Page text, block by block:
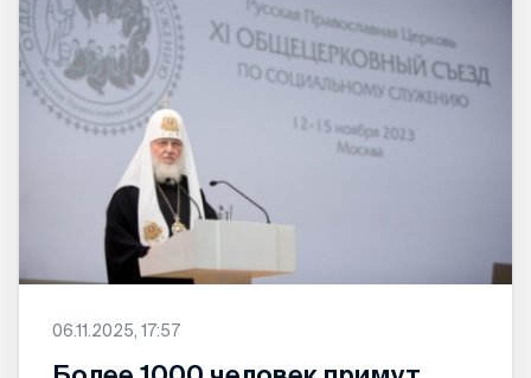
06.11.2025, 17:57